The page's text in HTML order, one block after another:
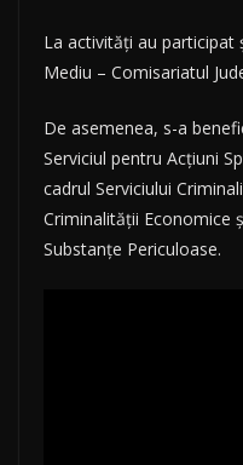
La activități au participat
Mediu – Comisariatul
De asemenea, s-a
Serviciul pentru Acțiuni
cadrul Serviciului
Criminalității Economice
Substanțe Periculoase.